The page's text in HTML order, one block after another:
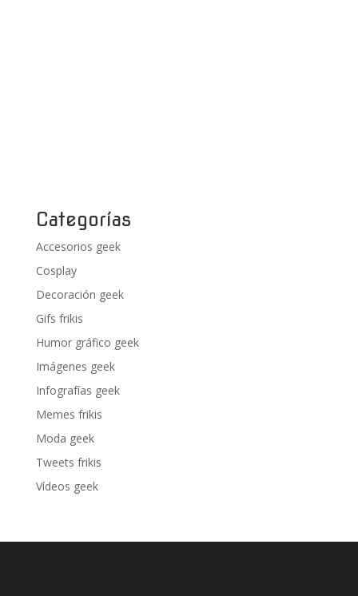
Categorías
Accesorios geek
Cosplay
Decoración geek
Gifs frikis
Humor gráfico geek
Imágenes geek
Infografías geek
Memes frikis
Moda geek
Tweets frikis
Vídeos geek